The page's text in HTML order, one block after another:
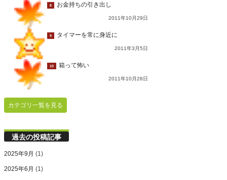
8 お金持ちの引き出し
2011年10月29日
9 タイマーを常に身近に
2011年3月5日
10 箱って怖い
2011年10月28日
カテゴリ一覧を見る
過去の投稿記事
2025年9月 (1)
2025年6月 (1)